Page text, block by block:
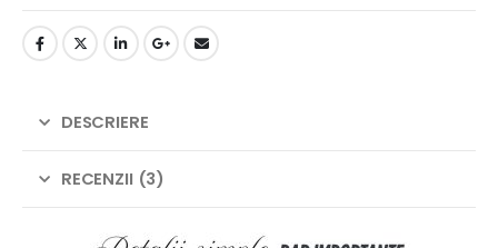
DESCRIERE
RECENZII (3)